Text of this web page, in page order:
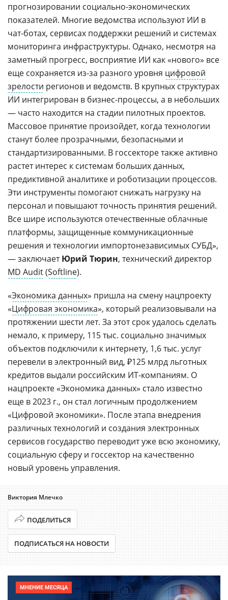
прогнозировании социально-экономических
показателей. Многие ведомства используют ИИ в
чат-ботах, сервисах поддержки решений и системах
мониторинга инфраструктуры. Однако, несмотря на
заметный прогресс, восприятие ИИ как «нового» все
еще сохраняется из-за разного уровня цифровой
зрелости регионов и ведомств. В крупных структурах
ИИ интегрирован в бизнес-процессы, а в небольших
— часто находится на стадии пилотных проектов.
Массовое принятие произойдет, когда технологии
станут более прозрачными, безопасными и
стандартизированными. В госсекторе также активно
растет интерес к системам больших данных,
предиктивной аналитике и роботизации процессов.
Эти инструменты помогают снижать нагрузку на
персонал и повышают точность принятия решений.
Все шире используются отечественные облачные
платформы, защищенные коммуникационные
решения и технологии импортонезависимых СУБД»,
— заключаетЮрий Тюрин, технический директор
MD Audit(Softline).
«Экономика данных» пришла на смену нацпроекту
«Цифровая экономика», который реализовывали на
протяжении шести лет. За этот срок удалось сделать
немало, к примеру, 115 тыс. социально значимых
объектов подключили к интернету, 1,6 тыс. услуг
перевели в электронный вид, ₽125 млрд льготных
кредитов выдали российским ИТ-компаниям. О
нацпроекте «Экономика данных» стало известно
еще в 2023 г., он стал логичным продолжением
«Цифровой экономики». После этапа внедрения
различных технологий и создания электронных
сервисов государство переводит уже всю экономику,
социальную сферу и госсектор на качественно
новый уровень управления.
Виктория Млечко
ПОДЕЛИТЬСЯ
ПОДПИСАТЬСЯ НА НОВОСТИ
МНЕНИЕ МЕСЯЦА